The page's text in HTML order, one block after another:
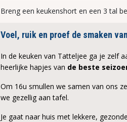
Breng een keukenshort en een 3 tal
Voel, ruik en proef de smaken
In de keuken van Tatteljee ga je zelf
heerlijke hapjes van de beste
Om 16u smullen we samen van ons
we gezellig aan tafel.
Je gaat naar huis met lekkere,